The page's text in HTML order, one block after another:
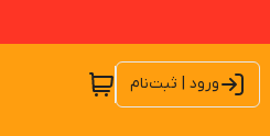
ورود | ثبت‌نام